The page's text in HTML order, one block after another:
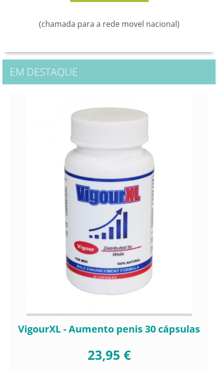
(chamada para a rede movel nacional)
EM DESTAQUE
VigourXL - Aumento penis 30 cápsulas
23,95 €